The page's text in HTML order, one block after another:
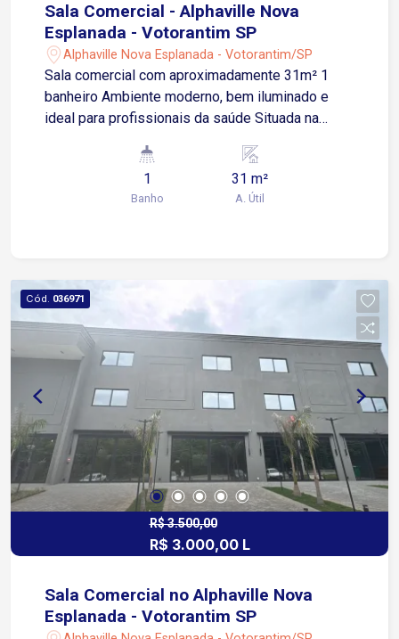
Sala Comercial - Alphaville Nova
Esplanada - Votorantim SP
Alphaville Nova Esplanada - Votorantim/SP
Sala comercial com aproximadamente 31m² 1
banheiro Ambiente moderno, bem iluminado e
ideal para profissionais da saúde Situada na
planejada de Votorantim Fácil acesso à Rodovia
Raposo Tavares e Avenida Gisele Constantino
Próxima ao Shopping Iguatemi Esplanada,
excelente fluxo e perfil qualificado de público
Edifício Connect 2 com estrutura moderna
Ambientes corporativos, recepção e elevadores
Região em constante crescimento, ideal para
ampliar visibilidade e valorizar a atuação
profissional
1
Banho
31 m²
A. Útil
Cód. 036971
R$ 3.500,00
R$ 3.000,00 L
Sala Comercial no Alphaville Nova
Esplanada - Votorantim SP